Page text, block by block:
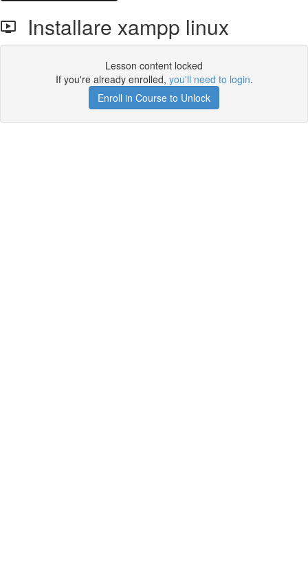
Installare xampp linux
Lesson content locked
If you're already enrolled, you'll need to login.
Enroll in Course to Unlock